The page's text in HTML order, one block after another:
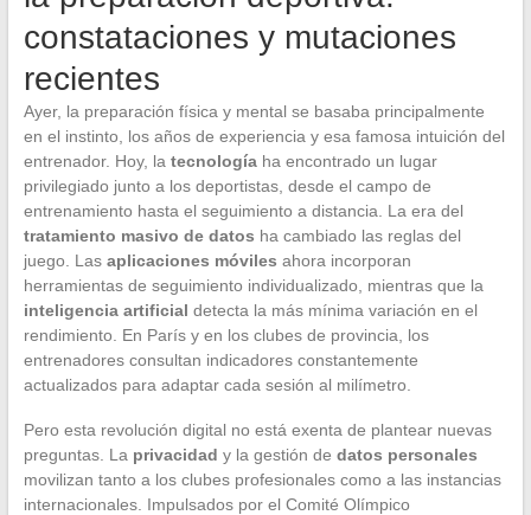
constataciones y mutaciones
recientes
Ayer, la preparación física y mental se basaba principalmente
en el instinto, los años de experiencia y esa famosa intuición del
entrenador. Hoy, la tecnologíaha encontrado un lugar
privilegiado junto a los deportistas, desde el campo de
entrenamiento hasta el seguimiento a distancia. La era del
tratamiento masivo de datos ha cambiado las reglas del
juego. Las aplicaciones móviles ahora incorporan
herramientas de seguimiento individualizado, mientras que la
inteligencia artificial detecta la más mínima variación en el
rendimiento. En París y en los clubes de provincia, los
entrenadores consultan indicadores constantemente
actualizados para adaptar cada sesión al milímetro.
Pero esta revolución digital no está exenta de plantear nuevas
preguntas. La privacidad y la gestión de datos personales
movilizan tanto a los clubes profesionales como a las instancias
internacionales. Impulsados por el Comité Olímpico